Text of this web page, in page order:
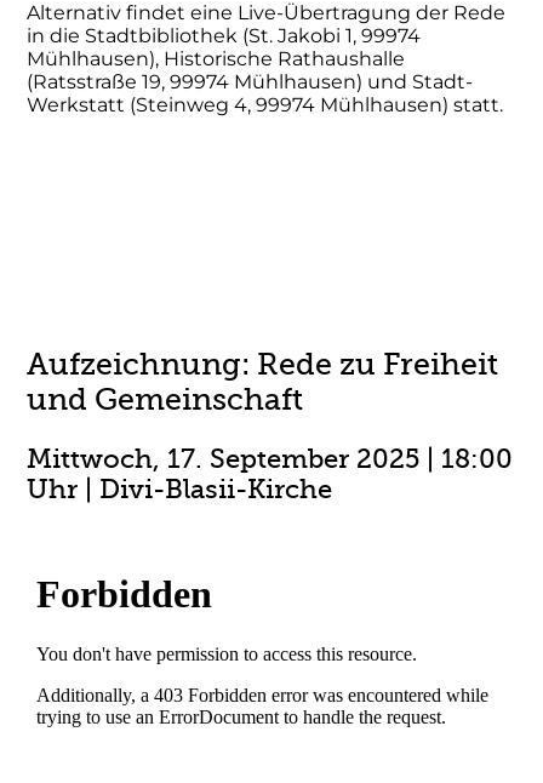
Alternativ findet eine Live-Übertragung der Rede
in die Stadtbibliothek (St. Jakobi 1, 99974
Mühlhausen), Historische Rathaushalle
(Ratsstraße 19, 99974 Mühlhausen) und Stadt-
Werkstatt (Steinweg 4, 99974 Mühlhausen) statt.
Aufzeichnung: Rede zu Freiheit
und Gemeinschaft
Mittwoch, 17. September 2025 | 18:00
Uhr | Divi-Blasii-Kirche